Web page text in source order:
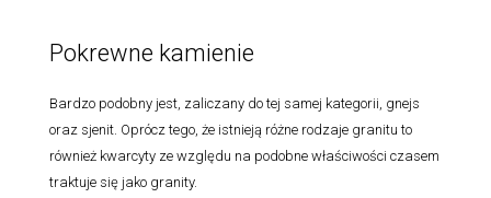
Pokrewne kamienie
Bardzo podobny jest, zaliczany do tej samej kategorii, gnejs
oraz sjenit. Oprócz tego, że istnieją różne rodzaje granitu to
również kwarcyty ze względu na podobne właściwości czasem
traktuje się jako granity.